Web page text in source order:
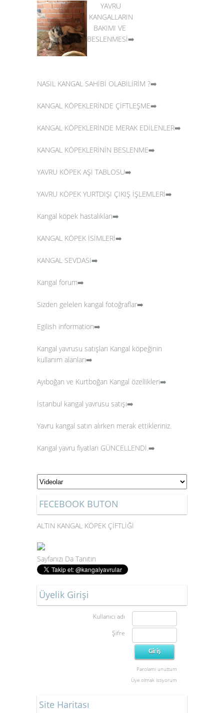
YAVRU
KANGALLARIN
BAKIMI VE
BESLENMESİ➡️
NASIL KANGAL SAHİBİ OLABİLİRİM ?➡️
KANGAL KÖPEKLERİNDE ÇİFTLEŞME➡️
KANGAL KÖPEKLERİNDE MERAK EDİLENLER➡️
KANGAL KÖPEKLERİNİN BESLENME➡️
YAVRU KÖPEK AŞI TABLOSU➡️
YAVRU KÖPEK YURTDIŞI ÇIKIŞ İŞLEMLERİ➡️
Kangal köpek hastalıkları➡️
KANGAL KÖPEK İSİMLERİ➡️
KANGAL SEVDASI➡️
Kangal forum➡️
Sizden gelelen kangal fotoğraflar➡️
Egilish information➡️
Kangal yavrusu satışları Kangal köpeğinin
kullanım alanları➡️
Ayıboğan ve Kurtboğan Kangal özellikleri➡️
İstanbul kangal yavrusu satışı➡️
Yavru kangal satın alırken merak ettikleriniz.
Kangal yavru fiyatları GÜNCELLENDİ.➡️
FECEBOOK BUTON
ALTIN KANGAL KÖPEK ÇİFTLİĞİ
Sayfanızı Da Tanıtın
Üyelik Girişi
Kullanıcı adı
Şifre
Parolamı unuttum
Üye olmak istiyorum
Site Haritası